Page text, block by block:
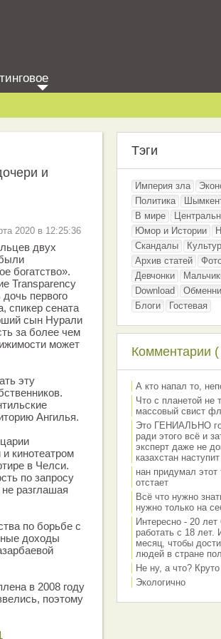
и
2020 в 12:25:36
двух
богатство».
Transparency
первого
спикер сената
сын Нурали
за более чем
может
эту
Ангилья.
кинотеатром
в Челси.
по запросу
разглашая
по борьбе с
доходы
в 2008 году
поэтому
Тэги
Империя зла
Политика
В мире
Юмор и Истории
Скандалы
Архив статей
Девчонки
Download
Блоги
Гостевая
Комментарии
А кто напал то,
Что с планетой не
массовый свист
Это ГЕНИАЛЬНО
ради этого всё и
эксперт даже не
казахстан наступит
нан придумал этот
отстает
Всё что нужно
нужно только на
Интересно - 20
работать с 18
месяц, чтобы
людей в стране
Не ну, а что?
Экологично